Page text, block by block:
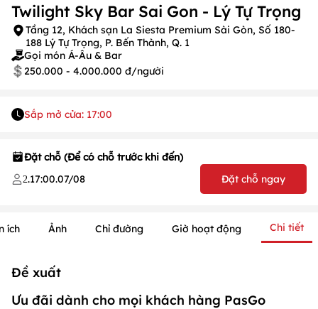
Twilight Sky Bar Sai Gon - Lý Tự Trọng
Tầng 12, Khách sạn La Siesta Premium Sài Gòn, Số 180-
188 Lý Tự Trọng, P. Bến Thành, Q. 1
Gọi món Á-Âu & Bar
250.000 - 4.000.000 đ/người
Sắp mở cửa: 17:00
Đặt chỗ (Để có chỗ trước khi đến)
2.17:00.07/08 Đặt chỗ ngay
ích Ảnh Chỉ đường Giờ hoạt động Chi tiết
Đề xuất
Ưu đãi dành cho mọi khách hàng PasGo
1/1
/ 1